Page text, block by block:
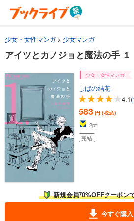
少女・女性マンガ 少女マンガ
アイツとカノジョと魔法の手 １
少女・女性マンガ
しばの結花
4.1
583 円 (税込)
2pt
完結
新規会員70%OFFクーポン
今すぐ購入